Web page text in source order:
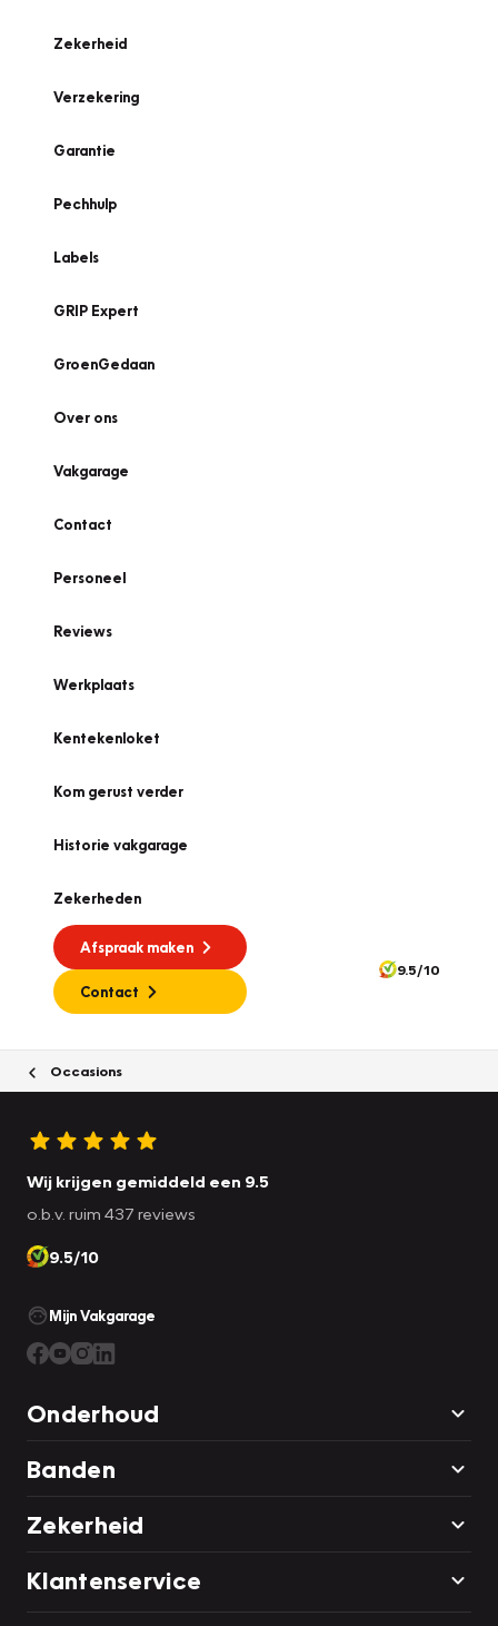
Zekerheid
Verzekering
Garantie
Pechhulp
Labels
GRIP Expert
GroenGedaan
Over ons
Vakgarage
Contact
Personeel
Reviews
Werkplaats
Kentekenloket
Kom gerust verder
Historie vakgarage
Zekerheden
Afspraak maken
Contact
9.5/10
Occasions
Wij krijgen gemiddeld een 9.5
o.b.v. ruim 437 reviews
9.5/10
Mijn Vakgarage
Onderhoud
Banden
Zekerheid
Klantenservice